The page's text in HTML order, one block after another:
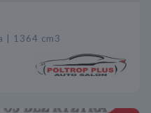
| 1364 cm3